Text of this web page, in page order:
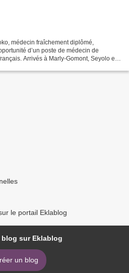
médecin fraîchement diplômé,
d’un poste de médecin de
Arrivés à Marly-Gomont, Seyolo et
le portail Eklablog
blog sur Eklablog
un blog